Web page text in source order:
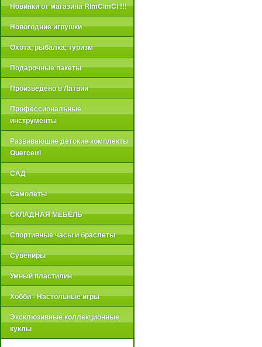
Новинки от магазина RimCimCi !!!
Новогодние игрушки
Охота, рыбалка, туризм
Подарочные пакеты
Произведено в Латвии
Профессиональные
инструменты
Развивающие детские комплекты
Quercetti
САД
Самолёты
СКЛАДНАЯ МЕБЕЛЬ
Спортивные часы и браслеты
Сувениры
Умный пластилин
Хобби - Настольные игры
Эксклюзивные коллекционные
куклы